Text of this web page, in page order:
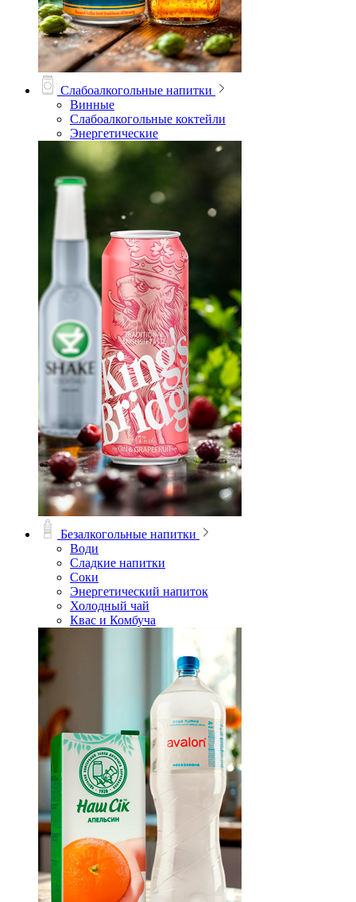
Слабоалкогольные напитки
Винные
Слабоалкогольные коктейли
Энергетические
Безалкогольные напитки
Води
Сладкие напитки
Соки
Энергетический напиток
Холодный чай
Квас и Комбуча